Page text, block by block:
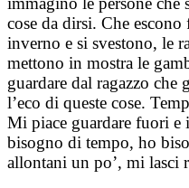
cose da dirsi. Che
inverno e si svestono, le
mettono in mostra le
guardare dal ragazzo che
l’eco di queste cose.
Mi piace guardare fuori e
bisogno di tempo, ho
allontani un po’, mi lasci